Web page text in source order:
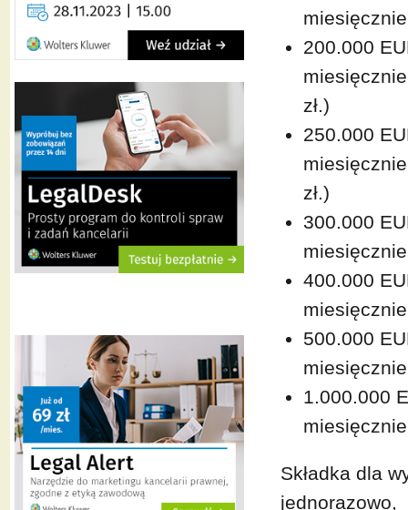
miesięcznie
200.000
zł.)
250.000
zł.)
300.000
miesięcznie
400.000
miesięcznie
500.000
miesięcznie
1.000.000
miesięcznie
Składka dla